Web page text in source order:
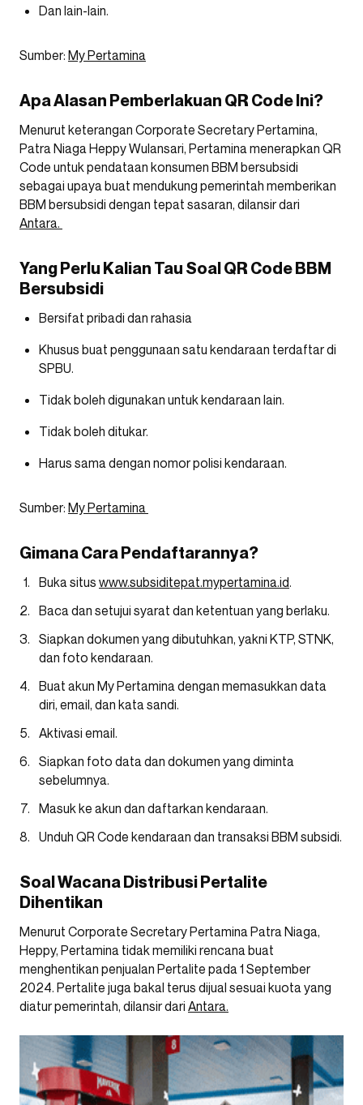
Dan lain-lain.
Sumber: My Pertamina
Apa Alasan Pemberlakuan QR Code Ini?
Menurut keterangan Corporate Secretary Pertamina,
Patra Niaga Heppy Wulansari, Pertamina menerapkan QR
Code untuk pendataan konsumen BBM bersubsidi
sebagai upaya buat mendukung pemerintah memberikan
BBM bersubsidi dengan tepat sasaran, dilansir dari
Antara.
Yang Perlu Kalian Tau Soal QR Code BBM
Bersubsidi
Bersifat pribadi dan rahasia
Khusus buat penggunaan satu kendaraan terdaftar di
SPBU.
Tidak boleh digunakan untuk kendaraan lain.
Tidak boleh ditukar.
Harus sama dengan nomor polisi kendaraan.
Sumber: My Pertamina
Gimana Cara Pendaftarannya?
Buka situs www.subsiditepat.mypertamina.id.
Baca dan setujui syarat dan ketentuan yang berlaku.
Siapkan dokumen yang dibutuhkan, yakni KTP, STNK,
dan foto kendaraan.
Buat akun My Pertamina dengan memasukkan data
diri, email, dan kata sandi.
Aktivasi email.
Siapkan foto data dan dokumen yang diminta
sebelumnya.
Masuk ke akun dan daftarkan kendaraan.
Unduh QR Code kendaraan dan transaksi BBM subsidi.
Soal Wacana Distribusi Pertalite
Dihentikan
Menurut Corporate Secretary Pertamina Patra Niaga,
Heppy, Pertamina tidak memiliki rencana buat
menghentikan penjualan Pertalite pada 1 September
2024. Pertalite juga bakal terus dijual sesuai kuota yang
diatur pemerintah, dilansir dari Antara.